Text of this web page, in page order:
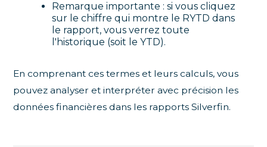
Remarque importante : si vous cliquez
sur le chiffre qui montre le RYTD dans
le rapport, vous verrez toute
l'historique (soit le YTD).
En comprenant ces termes et leurs calculs, vous
pouvez analyser et interpréter avec précision les
données financières dans les rapports Silverfin.